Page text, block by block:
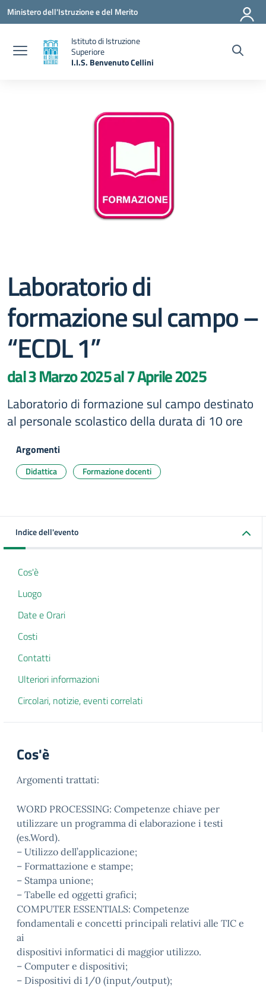
Vai ai contenuti
Vai al menu di navigazione
Vai al footer
Ministero dell'Istruzione e del Merito
Istituto di Istruzione
Superiore
I.I.S. Benvenuto Cellini
Laboratorio di
formazione sul campo –
“ECDL 1”
dal 3 Marzo 2025 al 7 Aprile 2025
Laboratorio di formazione sul campo destinato
al personale scolastico della durata di 10 ore
Argomenti
Didattica Formazione docenti
Indice dell'evento
Cos'è
Luogo
Date e Orari
Costi
Contatti
Ulteriori informazioni
Circolari, notizie, eventi correlati
Cos'è
Argomenti trattati:
WORD PROCESSING: Competenze chiave per
utilizzare un programma di elaborazione i testi
(es.Word).
– Utilizzo dell’applicazione;
– Formattazione e stampe;
– Stampa unione;
– Tabelle ed oggetti grafici;
COMPUTER ESSENTIALS: Competenze
fondamentali e concetti principali relativi alle TIC e
ai
dispositivi informatici di maggior utilizzo.
– Computer e dispositivi;
– Dispositivi di 1/0 (input/output);